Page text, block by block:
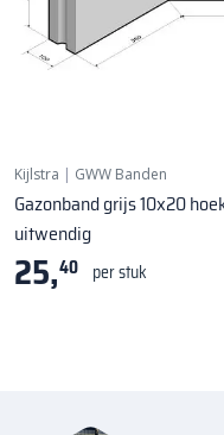
Kijlstra | GWW Banden
Gazonband grijs 10x20
uitwendig
25,40 per stuk